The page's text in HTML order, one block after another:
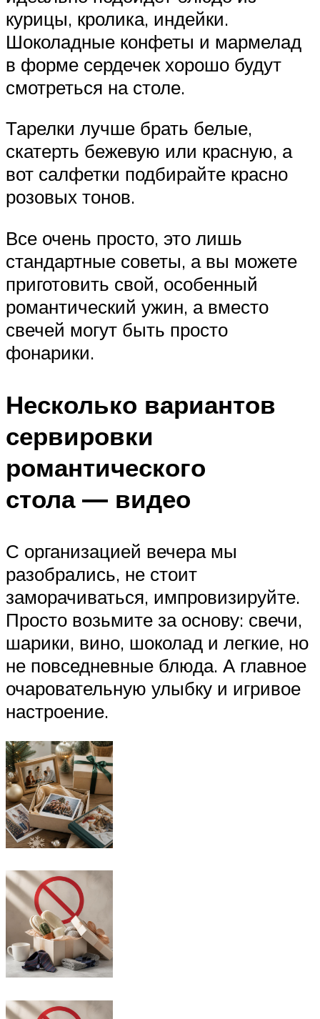
курицы, кролика, индейки.
Шоколадные конфеты и мармелад
в форме сердечек хорошо будут
смотреться на столе.
Тарелки лучше брать белые,
скатерть бежевую или красную, а
вот салфетки подбирайте красно
розовых тонов.
Все очень просто, это лишь
стандартные советы, а вы можете
приготовить свой, особенный
романтический ужин, а вместо
свечей могут быть просто
фонарики.
Несколько вариантов
сервировки
романтического
стола — видео
С организацией вечера мы
разобрались, не стоит
заморачиваться, импровизируйте.
Просто возьмите за основу: свечи,
шарики, вино, шоколад и легкие, но
не повседневные блюда. А главное
очаровательную улыбку и игривое
настроение.